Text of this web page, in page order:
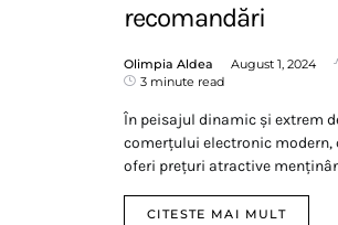
recomandări
Olimpia Aldea August 1, 2024
3 minute read
În peisajul dinamic și extrem
comerțului electronic modern,
oferi prețuri atractive
CITESTE MAI MULT